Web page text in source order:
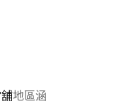
地區涵